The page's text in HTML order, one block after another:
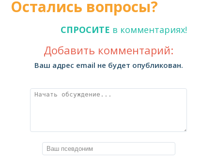
Остались вопросы?
СПРОСИТЕ в комментариях!
Добавить комментарий:
Ваш адрес email не будет опубликован.